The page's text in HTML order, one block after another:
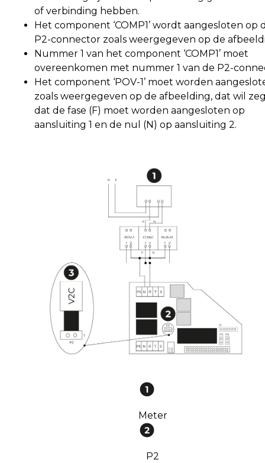
of verbinding hebben.
Het component ‘COMP1’ wordt aangesloten op
P2-connector zoals weergegeven op de
Nummer 1 van het component ‘COMP1’ moet
overeenkomen met nummer 1 van de P2-
Het component ‘POV-1’ moet worden
zoals weergegeven op de afbeelding, dat wil
dat de fase (F) moet worden aangesloten op
aansluiting 1 en de nul (N) op aansluiting 2.
Meter
P2